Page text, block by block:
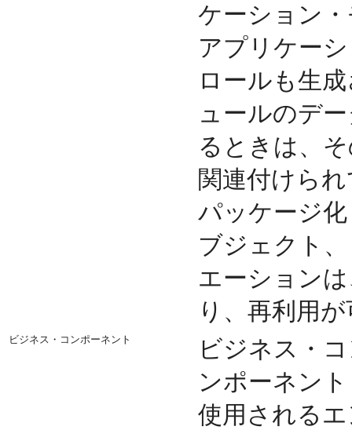
ケーション
アプリケー
ロールも生
ュールのデ
るときは、
関連付けら
パッケージ
ブジェクト
エーション
り、再利用
ビジネス・コンポーネント
ビジネス・
ンポーネン
使用される